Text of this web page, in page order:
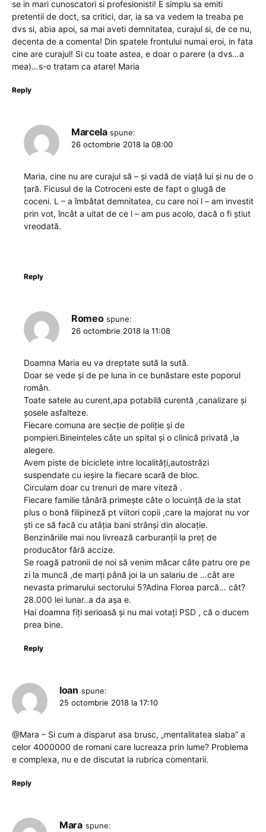
se in mari cunoscatori si profesionisti! E simplu sa emiti
pretentii de doct, sa critici, dar, ia sa va vedem la treaba pe
dvs si, abia apoi, sa mai aveti demnitatea, curajul si, de ce nu,
decenta de a comenta! Din spatele frontului numai eroi, in fata
cine are curajul! Si cu toate astea, e doar o parere (a dvs…a
mea)…s-o tratam ca atare! Maria
Reply
Marcela spune:
26 octombrie 2018 la 08:00
Maria, cine nu are curajul să – și vadă de viață lui și nu de o
țară. Ficusul de la Cotroceni este de fapt o glugă de
coceni. L – a îmbătat demnitatea, cu care noi l – am investit
prin vot, încât a uitat de ce l – am pus acolo, dacă o fi știut
vreodată.
Reply
Romeo spune:
26 octombrie 2018 la 11:08
Doamna Maria eu va dreptate sută la sută.
Doar se vede și de pe luna in ce bunăstare este poporul
român.
Toate satele au curent,apa potabilă curentă ,canalizare și
șosele asfalteze.
Fiecare comuna are secție de poliție și de
pompieri.Bineinteles câte un spital și o clinică privată ,la
alegere.
Avem piste de biciclete intre localități,autostrăzi
suspendate cu ieșire la fiecare scară de bloc.
Circulam doar cu trenuri de mare viteză .
Fiecare familie tânără primește câte o locuință de la stat
plus o bonă filipineză pt viitori copii ,care la majorat nu vor
ști ce să facă cu atâția bani strânși din alocație.
Benzinăriile mai nou livrează carburanții la preț de
producător fără accize.
Se roagă patronii de noi să venim măcar câte patru ore pe
zi la muncă ,de marți până joi la un salariu de …cât are
nevasta primarului sectorului 5?Adina Florea parcă… cât?
28.000 lei lunar..a da așa e.
Hai doamna fiți serioasă și nu mai votați PSD , că o ducem
prea bine.
Reply
Ioan spune:
25 octombrie 2018 la 17:10
@Mara – Si cum a disparut asa brusc, „mentalitatea slaba” a
celor 4000000 de romani care lucreaza prin lume? Problema
e complexa, nu e de discutat la rubrica comentarii.
Reply
Mara spune: